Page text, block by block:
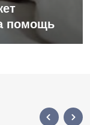
помощь